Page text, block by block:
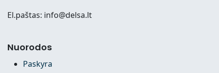
El.paštas: info@delsa.lt
Nuorodos
Paskyra